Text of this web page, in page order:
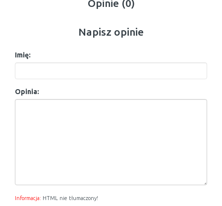
Opinie (0)
Napisz opinie
Imię:
Opinia:
Informacja: HTML nie tłumaczony!